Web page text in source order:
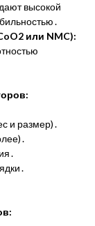
высокой
или NMC):
и размер)․